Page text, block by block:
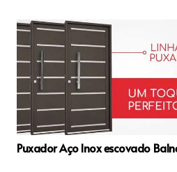
Puxador Aço Inox escovado